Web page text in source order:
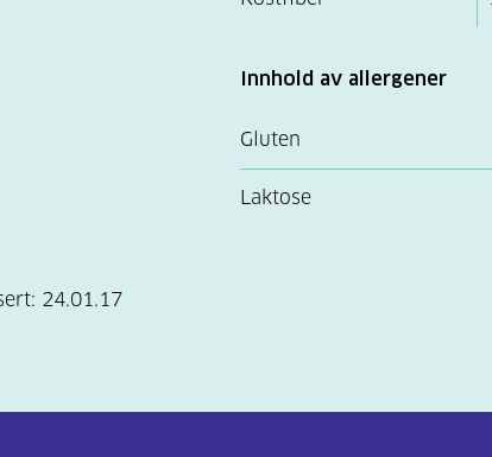
Innhold av allergener
Gluten
Laktose
24.01.17